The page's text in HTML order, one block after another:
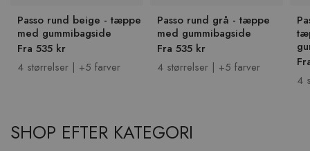
Passo rund beige - tæppe
med gummibagside
Fra 535 kr
4 størrelser | +5 farver
Passo rund grå - tæppe
med gummibagside
Fra 535 kr
4 størrelser | +5 farver
4
SHOP EFTER KATEGORI